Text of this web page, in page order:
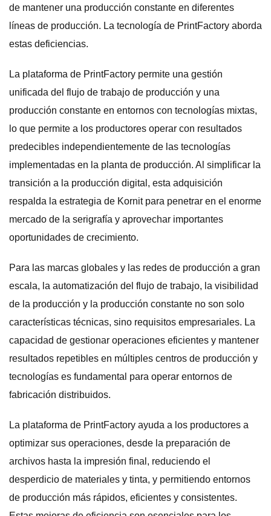
de mantener una producción constante en diferentes
líneas de producción. La tecnología de PrintFactory aborda
estas deficiencias.
La plataforma de PrintFactory permite una gestión
unificada del flujo de trabajo de producción y una
producción constante en entornos con tecnologías mixtas,
lo que permite a los productores operar con resultados
predecibles independientemente de las tecnologías
implementadas en la planta de producción. Al simplificar la
transición a la producción digital, esta adquisición
respalda la estrategia de Kornit para penetrar en el enorme
mercado de la serigrafía y aprovechar importantes
oportunidades de crecimiento.
Para las marcas globales y las redes de producción a gran
escala, la automatización del flujo de trabajo, la visibilidad
de la producción y la producción constante no son solo
características técnicas, sino requisitos empresariales. La
capacidad de gestionar operaciones eficientes y mantener
resultados repetibles en múltiples centros de producción y
tecnologías es fundamental para operar entornos de
fabricación distribuidos.
La plataforma de PrintFactory ayuda a los productores a
optimizar sus operaciones, desde la preparación de
archivos hasta la impresión final, reduciendo el
desperdicio de materiales y tinta, y permitiendo entornos
de producción más rápidos, eficientes y consistentes.